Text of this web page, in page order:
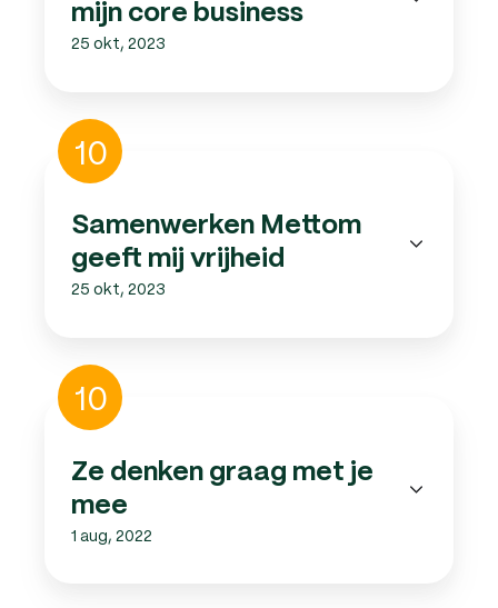
mijn
core
mijn core business
25 okt, 2023
Samenwerken
Mettom
geeft
vrijheid
10
Samenwerken Mettom
geeft mij vrijheid
25 okt, 2023
Ze
denken
graag
met
mee
10
Ze denken graag met je
mee
1 aug, 2022